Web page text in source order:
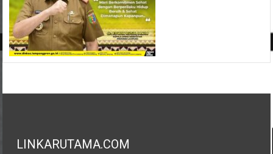
LINKARUTAMA.COM